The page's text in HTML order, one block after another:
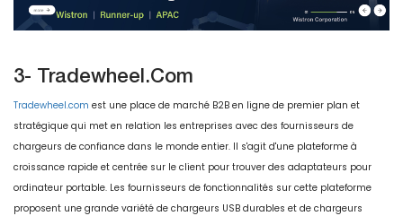
3- Tradewheel.com
Tradewheel.com est une place de marché B2B en ligne de premier plan et
stratégique qui met en relation les entreprises avec des fournisseurs de
chargeurs de confiance dans le monde entier. Il s'agit d'une plateforme à
croissance rapide et centrée sur le client pour trouver des adaptateurs pour
ordinateur portable. Les fournisseurs de fonctionnalités sur cette plateforme
proposent une grande variété de chargeurs USB durables et de chargeurs